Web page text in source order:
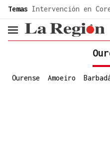
common.go-to-content
Temas Intervención en
header.menu.open
Ourense Amoeiro